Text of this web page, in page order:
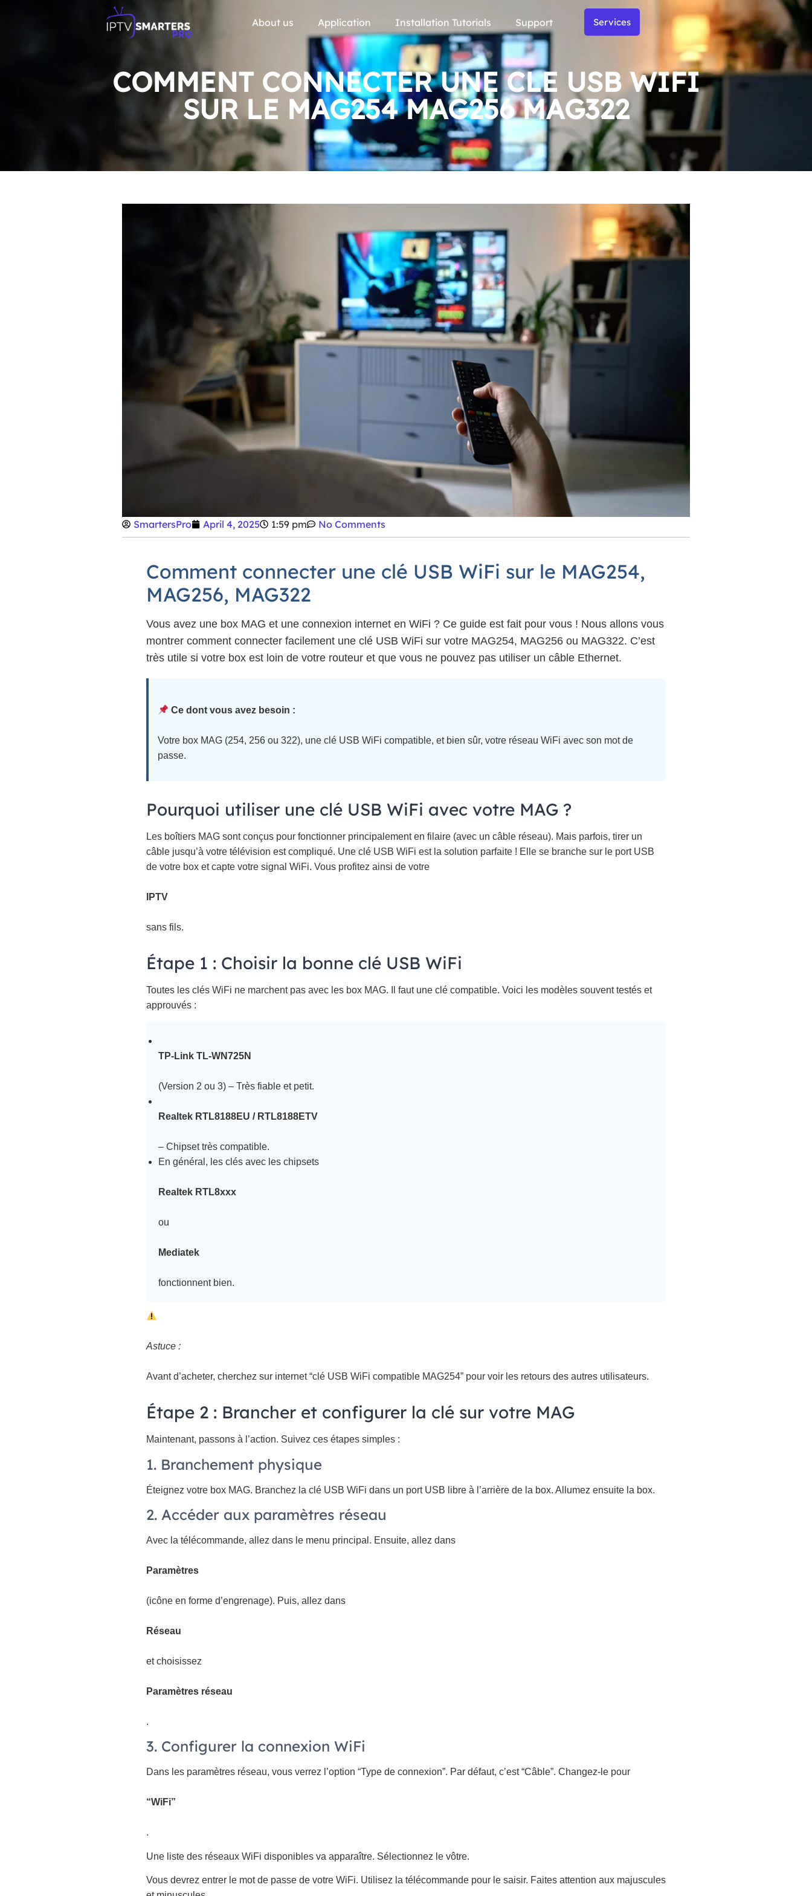
About us Application Installation Tutorials Support Services
COMMENT CONNECTER UNE CLE USB WIFI
SUR LE MAG254 MAG256 MAG322
SmartersPro April 4, 2025 1:59 pm No Comments
Comment connecter une clé USB WiFi sur le MAG254,
MAG256, MAG322
Vous avez une box MAG et une connexion internet en WiFi ? Ce guide est fait pour vous ! Nous allons vous
montrer comment connecter facilement une clé USB WiFi sur votre MAG254, MAG256 ou MAG322. C’est
très utile si votre box est loin de votre routeur et que vous ne pouvez pas utiliser un câble Ethernet.
Ce dont vous avez besoin :
Votre box MAG (254, 256 ou 322), une clé USB WiFi compatible, et bien sûr, votre réseau WiFi avec son mot de
passe.
Pourquoi utiliser une clé USB WiFi avec votre MAG ?
Les boîtiers MAG sont conçus pour fonctionner principalement en filaire (avec un câble réseau). Mais parfois, tirer un
câble jusqu’à votre télévision est compliqué. Une clé USB WiFi est la solution parfaite ! Elle se branche sur le port USB
de votre box et capte votre signal WiFi. Vous profitez ainsi de votre
IPTV
sans fils.
Étape 1 : Choisir la bonne clé USB WiFi
Toutes les clés WiFi ne marchent pas avec les box MAG. Il faut une clé compatible. Voici les modèles souvent testés et
approuvés :
TP-Link TL-WN725N
(Version 2 ou 3) – Très fiable et petit.
Realtek RTL8188EU / RTL8188ETV
– Chipset très compatible.
En général, les clés avec les chipsets
Realtek RTL8xxx
ou
Mediatek
fonctionnent bien.
Astuce :
Avant d’acheter, cherchez sur internet “clé USB WiFi compatible MAG254” pour voir les retours des autres utilisateurs.
Étape 2 : Brancher et configurer la clé sur votre MAG
Maintenant, passons à l’action. Suivez ces étapes simples :
1. Branchement physique
Éteignez votre box MAG. Branchez la clé USB WiFi dans un port USB libre à l’arrière de la box. Allumez ensuite la box.
2. Accéder aux paramètres réseau
Avec la télécommande, allez dans le menu principal. Ensuite, allez dans
Paramètres
(icône en forme d’engrenage). Puis, allez dans
Réseau
et choisissez
Paramètres réseau
.
3. Configurer la connexion WiFi
Dans les paramètres réseau, vous verrez l’option “Type de connexion”. Par défaut, c’est “Câble”. Changez-le pour
“WiFi”
.
Une liste des réseaux WiFi disponibles va apparaître. Sélectionnez le vôtre.
Vous devrez entrer le mot de passe de votre WiFi. Utilisez la télécommande pour le saisir. Faites attention aux majuscules